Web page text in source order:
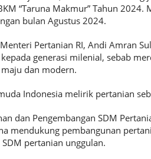
“Taruna Makmur” Tahun
bulan Agustus 2024.
Pertanian RI, Andi Amran
generasi milenial, sebab
dan modern.
Indonesia melirik pertanian
dan Pengembangan SDM
mendukung pembangunan
pertanian unggulan.